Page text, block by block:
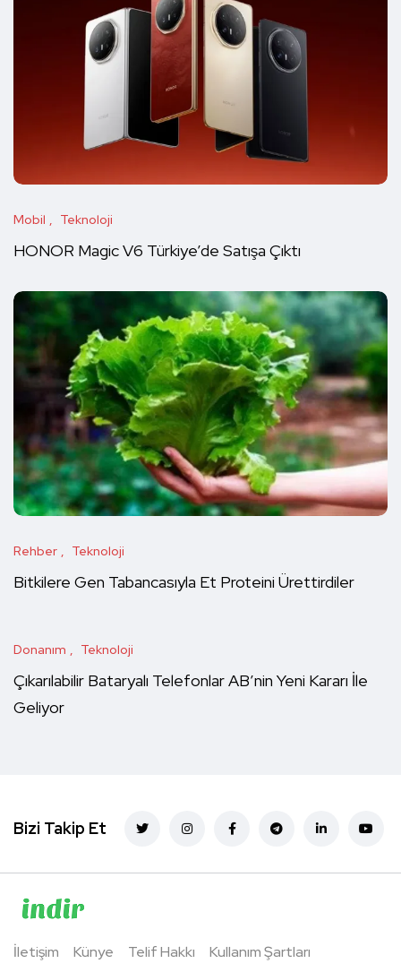
Mobil Teknoloji
HONOR Magic V6 Türkiye’de Satışa Çıktı
Rehber Teknoloji
Bitkilere Gen Tabancasıyla Et Proteini Ürettirdiler
Donanım Teknoloji
Çıkarılabilir Bataryalı Telefonlar AB’nin Yeni Kararı İle
Geliyor
Bizi Takip Et
İletişim Künye Telif Hakkı Kullanım Şartları